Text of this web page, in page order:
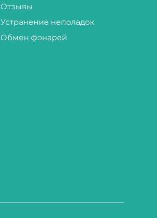
Отзывы
Устранение неполадок
Обмен фонарей